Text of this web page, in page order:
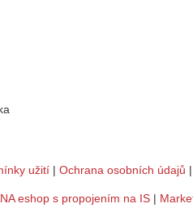
užití | Ochrana osobních údajů
eshop s propojením na IS |